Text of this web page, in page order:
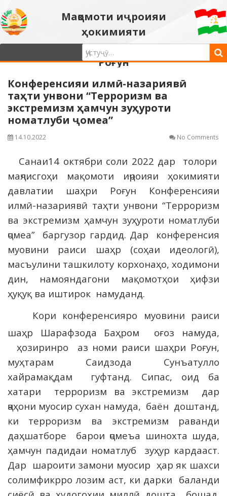
Мақомоти иҷроияи
ҳокимияти
давлатии шаҳри
Роғун
Конференсияи илмӣ-назариявӣ
таҳти унвони “Терроризм ва
экстремизм ҳамчун зуҳуроти
номатлуби ҷомеа”
14.10.2022 No Comments
Санаи14 октябри соли 2022 дар толори
маҷлисгоҳи мақомоти иҷроияи ҳокимияти
давлатии шаҳри Роғун Конференсияи
илмӣ-назариявӣ таҳти унвони “Терроризм
ва экстремизм ҳамчун зуҳуроти номатлуби
ҷомеа” баргузор гардид. Дар конференсия
муовини раиси шаҳр (соҳаи идеологӣ),
масъулини ташкилоту корхонаҳо, ходимони
дин, намояндагони мақомотҳои ҳифзи
ҳуқуқ ва иштирок намуданд.
Кори конференсияро муовини раиси
шаҳр Шарафзода Баҳром оғоз намуда,
ҳозиринро аз номи раиси шаҳри Роғун,
муҳтарам Саидзода Сунъатулло
хайрамақдам гуфтанд. Сипас, оид ба
хатари терроризм ва экстремизм дар
ҷаҳони муосир сухан намуда, баён доштанд,
ки терроризм ва экстремизм раванди
даҳшатборе барои ҷомеъа шинохта шуда,
ҳамчун падидаи номатлуб зуҳур кардааст.
Дар шароити замони муосир ҳар як шахси
солимфикрро лозим аст, ки дарки баланди